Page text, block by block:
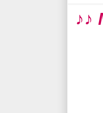
♪♪